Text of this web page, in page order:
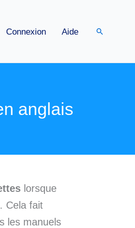
Connexion Aide Rechercher
anglais
lorsque
Cela fait
les manuels